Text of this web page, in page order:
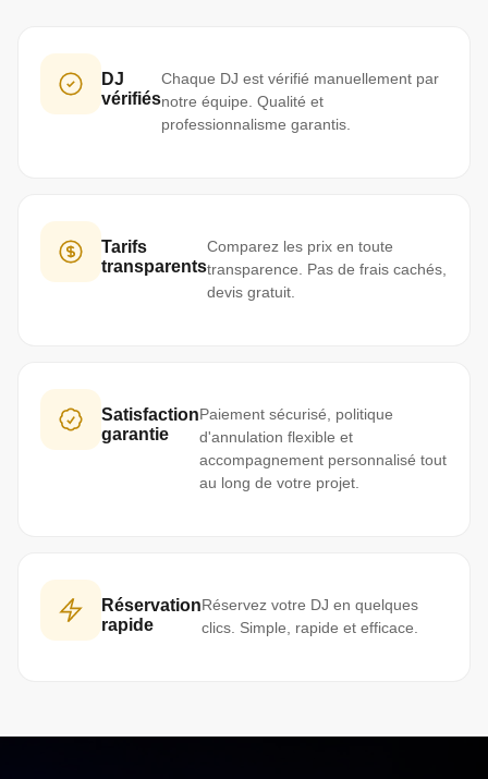
DJ
vérifiés
Chaque DJ est vérifié manuellement par
notre équipe. Qualité et
professionnalisme garantis.
Tarifs
transparents
Comparez les prix en toute
transparence. Pas de frais cachés,
devis gratuit.
Satisfaction
garantie
Paiement sécurisé, politique
d'annulation flexible et
accompagnement personnalisé tout
au long de votre projet.
Réservation
rapide
Réservez votre DJ en quelques
clics. Simple, rapide et efficace.